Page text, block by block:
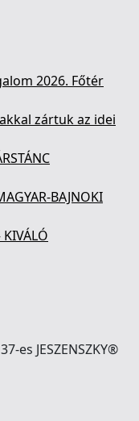
2026. Főtér
zártuk az idei
BAJNOKI
KIVÁLÓ
es JESZENSZKY®